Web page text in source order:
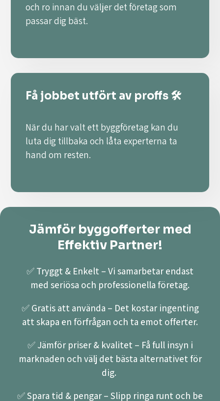
och ro innan du väljer det företag som
passar dig bäst.
Få jobbet utfört av proffs 🛠️
När du har valt ett byggföretag kan du
luta dig tillbaka och låta experterna ta
hand om resten.
Jämför byggofferter med
Effektiv Partner!
✅ Tryggt & Enkelt – Vi samarbetar endast
med seriösa och professionella företag.
✅ Gratis att använda – Det kostar ingenting
att skapa en förfrågan och ta emot offerter.
✅ Jämför priser & kvalitet – Få full insyn i
marknaden och välj det bästa alternativet för
dig.
✅ Spara tid & pengar – Slipp ringa runt och be